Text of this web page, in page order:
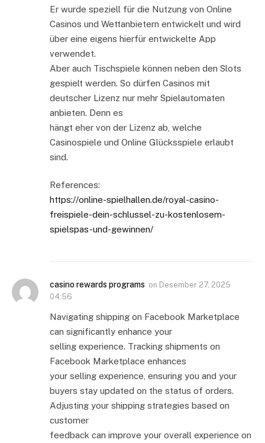
Er wurde speziell für die Nutzung von Online
Casinos und Wettanbietern entwickelt und wird
über eine eigens hierfür entwickelte App
verwendet.
Aber auch Tischspiele können neben den Slots
gespielt werden. So dürfen Casinos mit
deutscher Lizenz nur mehr Spielautomaten
anbieten. Denn es
hängt eher von der Lizenz ab, welche
Casinospiele und Online Glücksspiele erlaubt
sind.
References:
https://online-spielhallen.de/royal-casino-
freispiele-dein-schlussel-zu-kostenlosem-
spielspas-und-gewinnen/
casino rewards programs on Desember 27, 2025
04:56
Navigating shipping on Facebook Marketplace
can significantly enhance your
selling experience. Tracking shipments on
Facebook Marketplace enhances
your selling experience, ensuring you and your
buyers stay updated on the status of orders.
Adjusting your shipping strategies based on
customer
feedback can improve your overall experience on